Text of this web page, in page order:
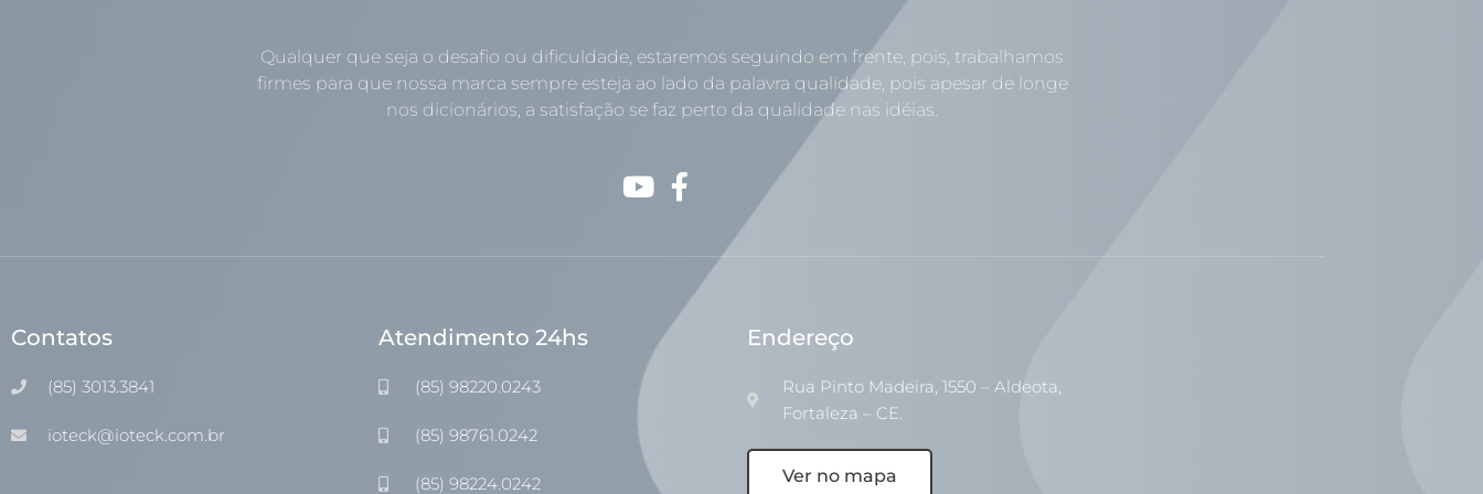
Qualquer que seja o desafio ou dificuldade, estaremos seguindo em frente, pois, trabalhamos
firmes para que nossa marca sempre esteja ao lado da palavra qualidade, pois apesar de longe
nos dicionários, a satisfação se faz perto da qualidade nas idéias.
Contatos
(85) 3013.3841
ioteck@ioteck.com.br
Atendimento 24hs
(85) 98220.0243
(85) 98761.0242
(85) 98224.0242
Endereço
Rua Pinto Madeira, 1550 – Aldeota,
Fortaleza – CE.
Ver no mapa